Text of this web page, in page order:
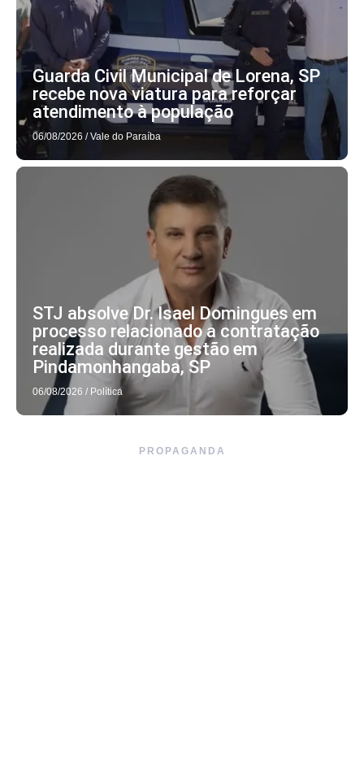
Guarda Civil Municipal de Lorena, SP
recebe nova viatura para reforçar
atendimento à população
06/08/2026 / Vale do Paraíba
STJ absolve Dr. Isael Domingues em
processo relacionado a contratação
realizada durante gestão em
Pindamonhangaba, SP
06/08/2026 / Política
PROPAGANDA